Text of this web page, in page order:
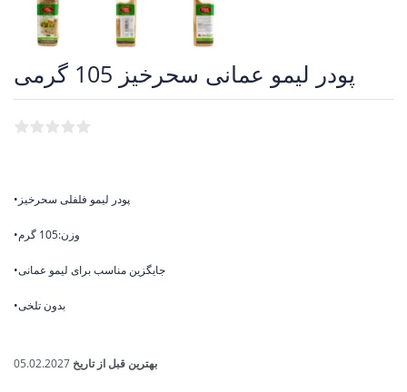
پودر لیمو عمانی سحرخیز 105 گرمی
•پودر لیمو فلفلی سحرخیز
•وزن:105 گرم
•بدون تلخی
بهترین قبل از تاریخ 05.02.2027